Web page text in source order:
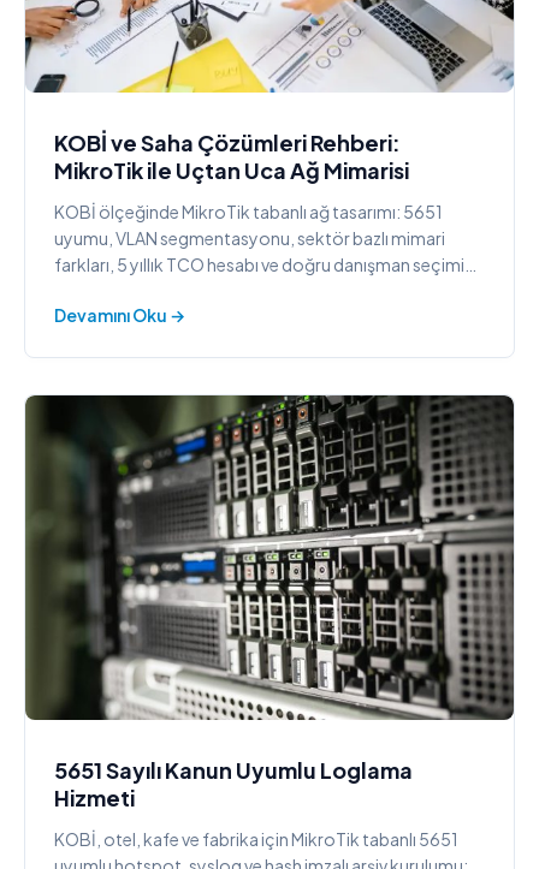
KOBİ ve Saha Çözümleri Rehberi:
MikroTik ile Uçtan Uca Ağ Mimarisi
KOBİ ölçeğinde MikroTik tabanlı ağ tasarımı: 5651
uyumu, VLAN segmentasyonu, sektör bazlı mimari
farkları, 5 yıllık TCO hesabı ve doğru danışman seçimi
Devamını Oku →
5651 Sayılı Kanun Uyumlu Loglama
Hizmeti
KOBİ, otel, kafe ve fabrika için MikroTik tabanlı 5651